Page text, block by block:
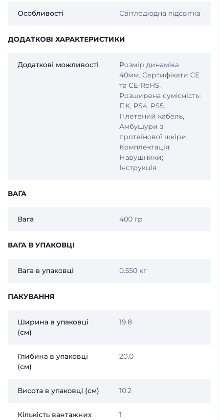
Особливості Світлодіодна підсвітка
ДОДАТКОВІ ХАРАКТЕРИСТИКИ
Додаткові можливості
Розмір динаміка
40мм. Сертифікати CE
та CE-RoHS.
Розширена сумісність:
ПК, PS4, PS5.
Плетений кабель,
Амбушури з
протеїнової шкіри.
Комплектація:
Навушники;
Інструкція.
ВАГА
Вага 400 гр
ВАГА В УПАКОВЦІ
Вага в упаковці 0.550 кг
ПАКУВАННЯ
Ширина в упаковці
(см)
19.8
Глибина в упаковці
(см)
20.0
Висота в упаковці (см) 10.2
Кількість вантажних
1